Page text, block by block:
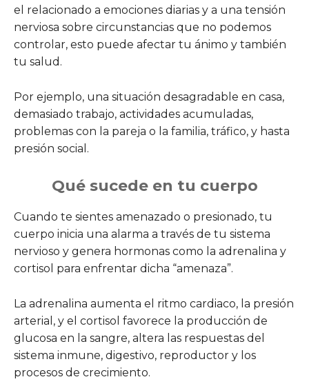
el relacionado a emociones diarias y a una tensión
nerviosa sobre circunstancias que no podemos
controlar, esto puede afectar tu ánimo y también
tu salud.
Por ejemplo, una situación desagradable en casa,
demasiado trabajo, actividades acumuladas,
problemas con la pareja o la familia, tráfico, y hasta
presión social.
Qué sucede en tu cuerpo
Cuando te sientes amenazado o presionado, tu
cuerpo inicia una alarma a través de tu sistema
nervioso y genera hormonas como la adrenalina y
cortisol para enfrentar dicha “amenaza”.
La adrenalina aumenta el ritmo cardiaco, la presión
arterial, y el cortisol favorece la producción de
glucosa en la sangre, altera las respuestas del
sistema inmune, digestivo, reproductor y los
procesos de crecimiento.